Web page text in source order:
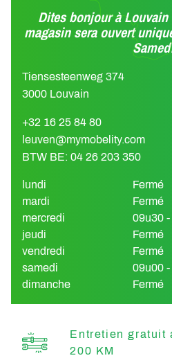
Dites bonjour à
magasin sera ouvert
Tiensesteenweg 374
3000 Louvain
+32 16 25 84 80
leuven@mymobelity.com
BTW BE: 04 26 203 350
lundi
Fermé
mardi
Fermé
mercredi
09u30
jeudi
Fermé
vendredi
Fermé
samedi
09u00
dimanche
Fermé
Entretien gratuit
200 KM